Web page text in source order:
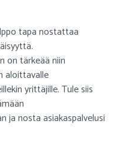
tapa nostattaa
on tärkeää niin
aloittavalle
yrittäjille. Tule siis
ja nosta asiakaspalvelusi